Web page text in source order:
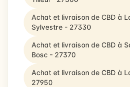
Achat et livraison de CBD à
Sylvestre - 27330
Achat et livraison de CBD à
Bosc - 27370
Achat et livraison de CBD à
27950